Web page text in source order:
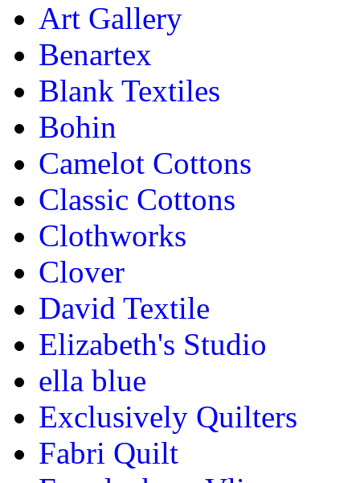
Art Gallery
Benartex
Blank Textiles
Bohin
Camelot Cottons
Classic Cottons
Clothworks
Clover
David Textile
Elizabeth's Studio
ella blue
Exclusively Quilters
Fabri Quilt